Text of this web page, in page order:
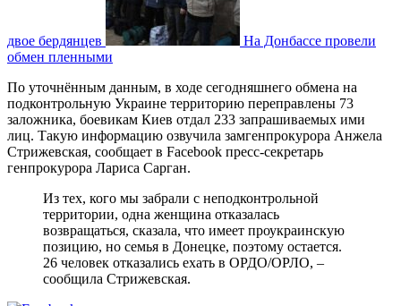
двое бердянцев
На Донбассе провели
обмен пленными
По уточнённым данным, в ходе сегодняшнего обмена на
подконтрольную Украине территорию переправлены 73
заложника, боевикам Киев отдал 233 запрашиваемых ими
лиц. Такую информацию озвучила замгенпрокурора Анжела
Стрижевская, сообщает в Facebook пресс-секретарь
генпрокурора Лариса Сарган.
Из тех, кого мы забрали с неподконтрольной
территории, одна женщина отказалась
возвращаться, сказала, что имеет проукраинскую
позицию, но семья в Донецке, поэтому остается.
26 человек отказались ехать в ОРДО/ОРЛО, –
сообщила Стрижевская.